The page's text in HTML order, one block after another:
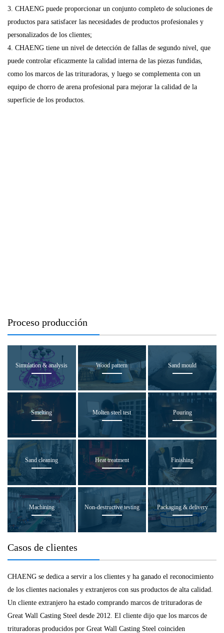
3. CHAENG puede proporcionar un conjunto completo de soluciones de
productos para satisfacer las necesidades de productos profesionales y
personalizados de los clientes;
4. CHAENG tiene un nivel de detección de fallas de segundo nivel, que
puede controlar eficazmente la calidad interna de las piezas fundidas,
como los marcos de las trituradoras, y luego se complementa con un
equipo de chorro de arena profesional para mejorar la calidad de la
superficie de los productos.
Proceso producción
Simulation & analysis Wood pattern Sand mould
Smelting Molten steel test Pouring
Sand cleaning Heat treatment Finishing
Machining Non-destructive testing Packaging & delivery
Casos de clientes
CHAENG se dedica a servir a los clientes y ha ganado el reconocimiento
de los clientes nacionales y extranjeros con sus productos de alta calidad.
Un cliente extranjero ha estado comprando marcos de trituradoras de
Great Wall Casting Steel desde 2012. El cliente dijo que los marcos de
trituradoras producidos por Great Wall Casting Steel coinciden